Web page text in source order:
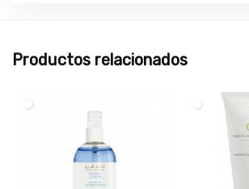
Productos relacionados